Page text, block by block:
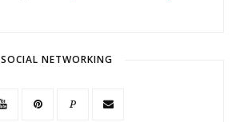
SOCIAL NETWORKING
P